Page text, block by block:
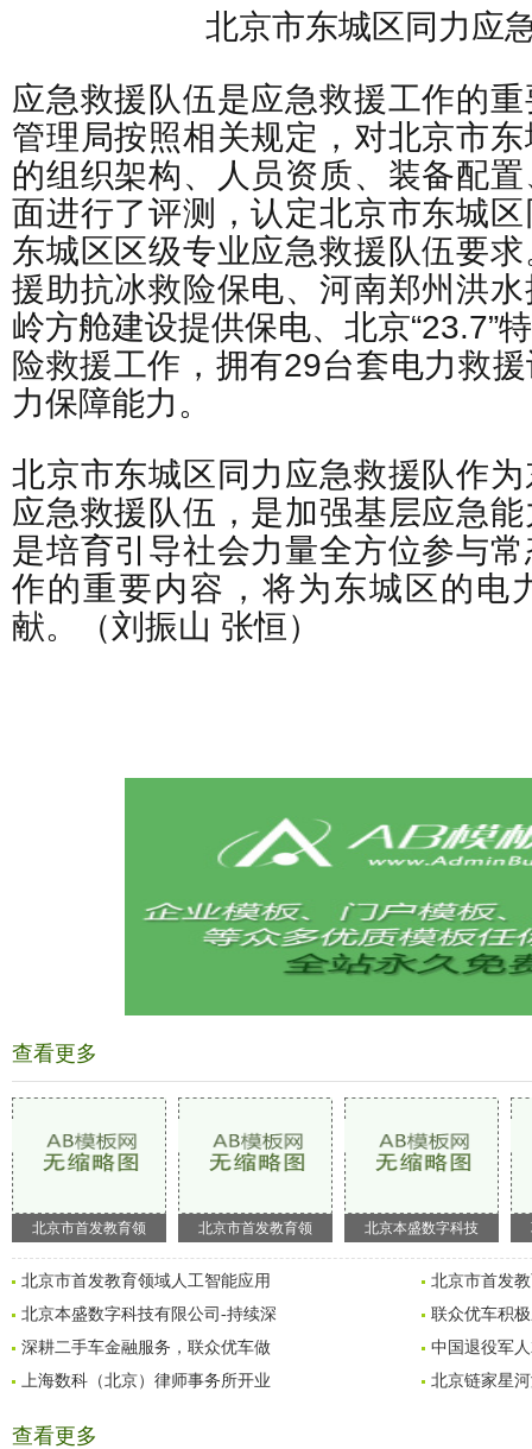
北京市东城区同力应
应急救援队伍是应急救援工作的
管理局按照相关规定，对北京市
的组织架构、人员资质、装备配
面进行了评测，认定北京市东城
东城区区级专业应急救援队伍要
援助抗冰救险保电、河南郑州洪
岭方舱建设提供保电、北京“23.7”
险救援工作，拥有29台套电力救
力保障能力。
北京市东城区同力应急救援队作
应急救援队伍，是加强基层应急
是培育引导社会力量全方位参与
作的重要内容，将为东城区的电
献。（刘振山 张恒）
查看更多
北京市首发教育领 北京市首发教育领 北京本盛数字科技
北京市首发教育领域人工智能应用
北京市首发
北京本盛数字科技有限公司-持续深
联众优车积
深耕二手车金融服务，联众优车做
中国退役军
上海数科（北京）律师事务所开业
北京链家星
查看更多